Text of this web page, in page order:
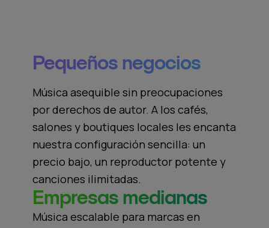
Pequeños negocios
Música asequible sin preocupaciones
por derechos de autor. A los cafés,
salones y boutiques locales les encanta
nuestra configuración sencilla: un
precio bajo, un reproductor potente y
canciones ilimitadas.
Empresas medianas
Música escalable para marcas en